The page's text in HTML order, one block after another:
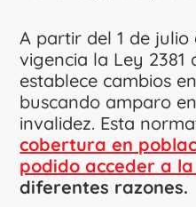
A partir del 1 de
vigencia la Ley 2381
establece cambios
buscando amparo
invalidez. Esta
cobertura en
podido acceder a
diferentes razones.